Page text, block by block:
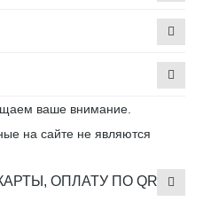
ваше внимание.
на сайте не являются
ОПЛАТУ ПО QR